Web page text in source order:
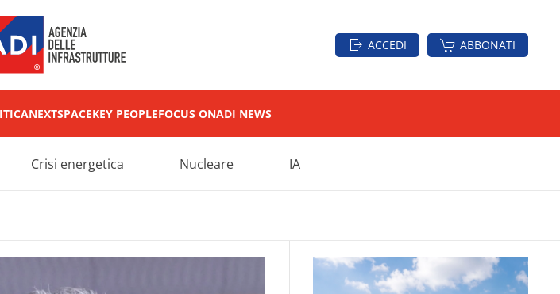
ACCEDI ABBONATI
NEXTSPACEKEY PEOPLEFOCUS ONADI NEWS
Crisi energetica Nucleare IA